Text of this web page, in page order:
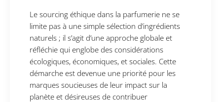
Le sourcing éthique dans la parfumerie ne se
limite pas à une simple sélection d’ingrédients
naturels ; il s’agit d’une approche globale et
réfléchie qui englobe des considérations
écologiques, économiques, et sociales. Cette
démarche est devenue une priorité pour les
marques soucieuses de leur impact sur la
planète et désireuses de contribuer